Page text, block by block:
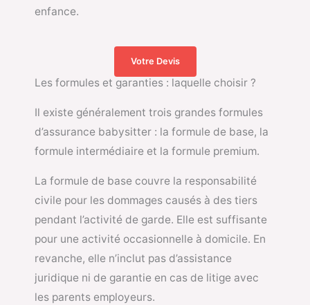
enfance.
Votre Devis
Les formules et garanties : laquelle choisir ?
Il existe généralement trois grandes formules
d’assurance babysitter : la formule de base, la
formule intermédiaire et la formule premium.
La formule de base couvre la responsabilité
civile pour les dommages causés à des tiers
pendant l’activité de garde. Elle est suffisante
pour une activité occasionnelle à domicile. En
revanche, elle n’inclut pas d’assistance
juridique ni de garantie en cas de litige avec
les parents employeurs.